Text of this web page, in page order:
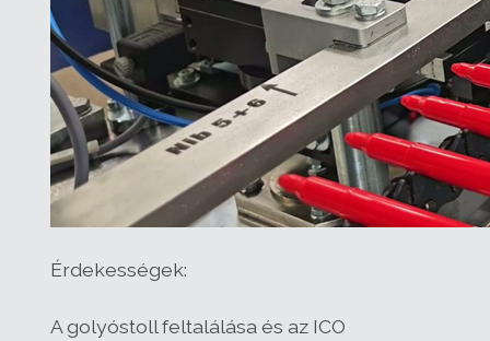
Érdekességek:
A golyóstoll feltalálása és az ICO